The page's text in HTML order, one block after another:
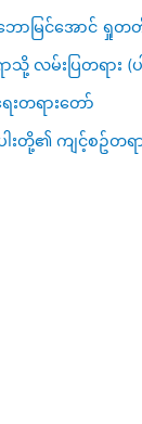
မြင်အောင် ရှုတတ်
လမ်းပြတရား (ပ
းတရားတော်
းတို့၏ ကျင့်စဥ်တရ